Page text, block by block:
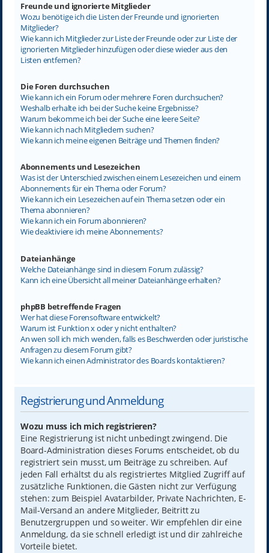
Freunde und ignorierte Mitglieder
Wozu benötige ich die Listen der Freunde und ignorierten
Mitglieder?
Wie kann ich Mitglieder zur Liste der Freunde oder zur Liste der
ignorierten Mitglieder hinzufügen oder diese wieder aus den
Listen entfernen?
Die Foren durchsuchen
Wie kann ich ein Forum oder mehrere Foren durchsuchen?
Weshalb erhalte ich bei der Suche keine Ergebnisse?
Warum bekomme ich bei der Suche eine leere Seite?
Wie kann ich nach Mitgliedern suchen?
Wie kann ich meine eigenen Beiträge und Themen finden?
Abonnements und Lesezeichen
Was ist der Unterschied zwischen einem Lesezeichen und einem
Abonnements für ein Thema oder Forum?
Wie kann ich ein Lesezeichen auf ein Thema setzen oder ein
Thema abonnieren?
Wie kann ich ein Forum abonnieren?
Wie deaktiviere ich meine Abonnements?
Dateianhänge
Welche Dateianhänge sind in diesem Forum zulässig?
Kann ich eine Übersicht all meiner Dateianhänge erhalten?
phpBB betreffende Fragen
Wer hat diese Forensoftware entwickelt?
Warum ist Funktion x oder y nicht enthalten?
An wen soll ich mich wenden, falls es Beschwerden oder juristische
Anfragen zu diesem Forum gibt?
Wie kann ich einen Administrator des Boards kontaktieren?
Registrierung und Anmeldung
Wozu muss ich mich registrieren?
Eine Registrierung ist nicht unbedingt zwingend. Die
Board-Administration dieses Forums entscheidet, ob du
registriert sein musst, um Beiträge zu schreiben. Auf
jeden Fall erhältst du als registriertes Mitglied Zugriff auf
zusätzliche Funktionen, die Gästen nicht zur Verfügung
stehen: zum Beispiel Avatarbilder, Private Nachrichten, E-
Mail-Versand an andere Mitglieder, Beitritt zu
Benutzergruppen und so weiter. Wir empfehlen dir eine
Anmeldung, da sie schnell erledigt ist und dir zahlreiche
Vorteile bietet.